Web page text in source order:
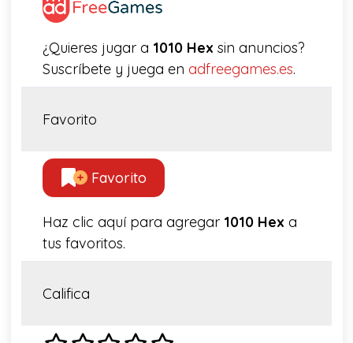
¿Quieres jugar a 1010 Hex sin anuncios?
Suscríbete y juega en adfreegames.es.
Favorito
Favorito
Haz clic aquí para agregar 1010 Hex a
tus favoritos.
Califica